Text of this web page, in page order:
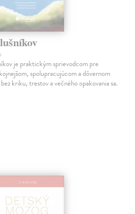
je praktickým sprievodcom pre
spolupracujúcom a dôvernom
kriku, trestov a večného opakovania sa.